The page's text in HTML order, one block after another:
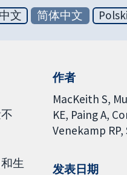
文 简体中文 Polski
生
作者
MacKeith S
KE Paing A
Venekamp RP
发表日期